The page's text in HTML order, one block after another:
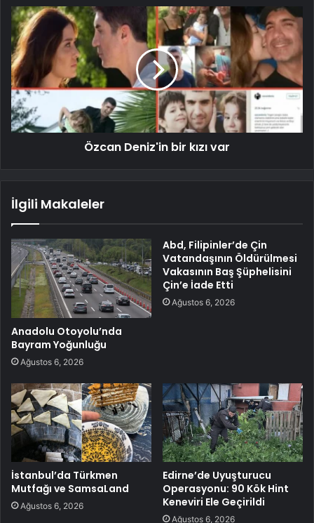
Özcan Deniz'in bir kızı var
İlgili Makaleler
Anadolu Otoyolu’nda
Bayram Yoğunluğu
Ağustos 6, 2026
Abd, Filipinler’de Çin
Vatandaşının Öldürülmesi
Vakasının Baş Şüphelisini
Çin’e İade Etti
Ağustos 6, 2026
İstanbul’da Türkmen
Mutfağı ve SamsaLand
Ağustos 6, 2026
Edirne’de Uyuşturucu
Operasyonu: 90 Kök Hint
Keneviri Ele Geçirildi
Ağustos 6, 2026